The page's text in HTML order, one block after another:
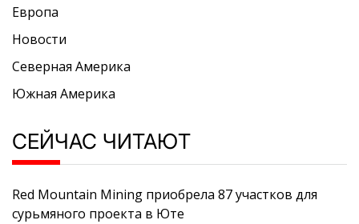
Европа
Новости
Северная Америка
Южная Америка
СЕЙЧАС ЧИТАЮТ
Red Mountain Mining приобрела 87 участков для
сурьмяного проекта в Юте